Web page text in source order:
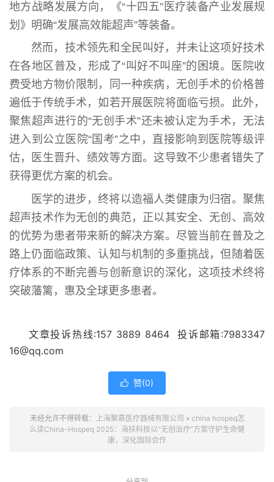
地方战略发展方向，《“十四五”医疗装备产业发展规
划》明确“发展高效能超声”等装备。
然而，技术领先和全民叫好，并未让这项好技术
在各地区普及，形成了“叫好不叫座”的困境。医院收
费受地方物价限制，同一种疾病，无创手术的价格普
遍低于传统手术，如若开展医院将面临亏损。此外，
聚焦超声进行的“无创手术”还未被认定为手术，无法
进入到公立医院“国考”之中，直接影响到医院等级评
估，医生晋升、绩效等方面。这导致不少患者错失了
获得更优方案的机会。
医学的进步，终将以造福人类健康为归宿。聚焦
超声技术作为无创的典范，正以其安全、无创、高效
的优势为患者带来新的解决方案。尽管当前在普及之
路上仍面临政策、认知与机制的多重挑战，但随着医
疗体系的不断完善与创新意识的深化，这项技术终将
突破藩篱，惠及全球更多患者。
文章投诉热线:157 3889 8464 投诉邮箱:7983347
16@qq.com
 赞(0)
未经允许不得转载： 上海聚慕医疗器械有限公司 » china hospeq怎
么读China-Hospeq 2025：海扶科技以“无创治疗”方案守护生命健
康，深化国际合作